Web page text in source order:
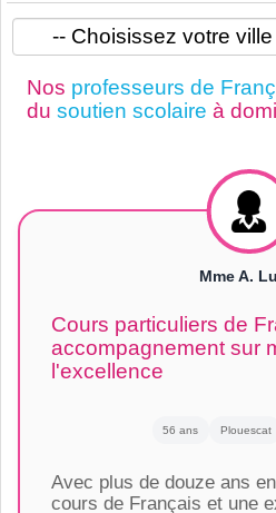
Nos professeurs de
du soutien scolaire à
Mme A.
Cours particuliers de
accompagnement sur
l'excellence
56 ans Plouescat
Avec plus de douze ans
cours de Français et une